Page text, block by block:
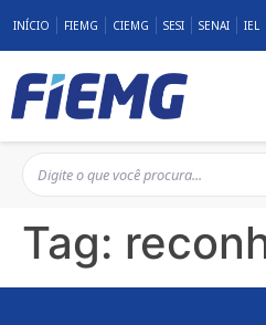
INÍCIO FIEMG CIEMG SESI SENAI IEL
Tag: